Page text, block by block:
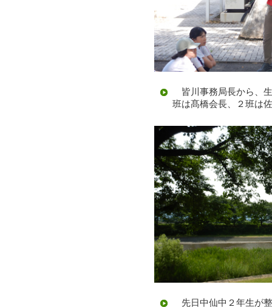
皆川事務局長から、
班は髙橋会長、２班は
先日中仙中２年生が